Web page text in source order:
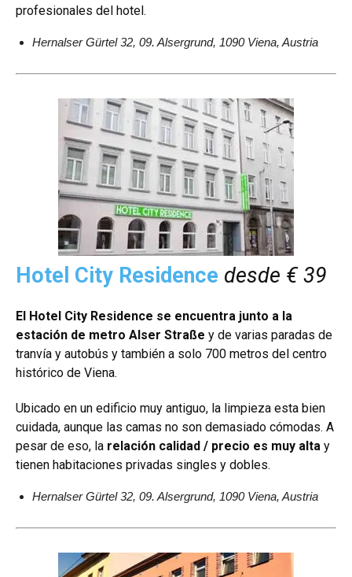
profesionales del hotel.
Hernalser Gürtel 32, 09. Alsergrund, 1090 Viena, Austria
Hotel City Residence desde € 39
El Hotel City Residence se encuentra junto a la
estación de metro Alser Straße y de varias paradas de
tranvía y autobús y también a solo 700 metros del centro
histórico de Viena.
Ubicado en un edificio muy antiguo, la limpieza esta bien
cuidada, aunque las camas no son demasiado cómodas. A
pesar de eso, la relación calidad / precio es muy alta y
tienen habitaciones privadas singles y dobles.
Hernalser Gürtel 32, 09. Alsergrund, 1090 Viena, Austria